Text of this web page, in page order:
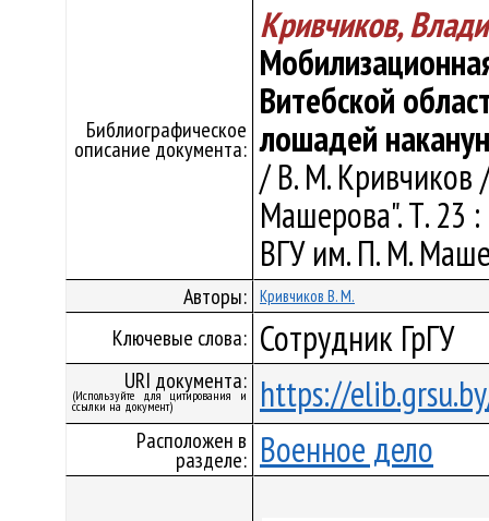
Библиографическое
описание документа:
Кривчиков,
Витебской
лошадей
/ В. М. Кривчиков
Машерова". Т. 23
ВГУ им. П. М.
Авторы: Кривчиков В. М.
Ключевые слова: Сотрудник ГрГУ
URI документа:
(Используйте для цитирования и
ссылки на документ) https://
Расположен в
разделе: Военное дело